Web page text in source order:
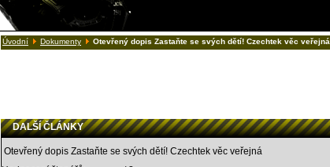
Úvodní Dokumenty Otevřený dopis Zastaňte se svých dětí! Czechtek věc veřejná
DALŠÍ ČLÁNKY
Otevřený dopis Zastaňte se svých dětí! Czechtek věc veřejná